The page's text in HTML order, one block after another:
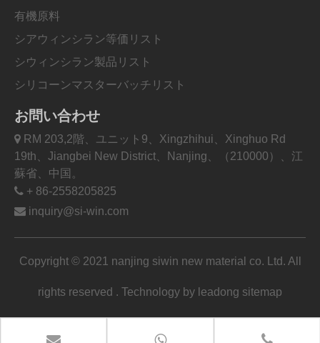
有機原料
シアウィンシラン等価リスト
シウィンシラン製品リスト
シリコーンマスターバッチリスト
お問い合わせ
 RM 203,2階、ユニット9、Xingzhihui、Xinghuo Rd
19th、Jiangbei New District、Nanjing、（210000）、江
蘇省、中国。
 + 86-2558205825
 inquiry@si-win.com
Copyright © 2021 nanjing siwin new material co. Ltd. All
rights reserved . Technology by leadong sitemap